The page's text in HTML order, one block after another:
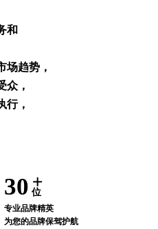
和
场趋势，
众，
⾏，
30 位
专业品牌精英
为您的品牌保驾护航